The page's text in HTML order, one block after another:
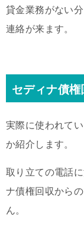
貸金業務がない
連絡が来ます。
セディナ債
実際に使われて
か紹介します。
取り立ての電話
ナ債権回収から
ん。